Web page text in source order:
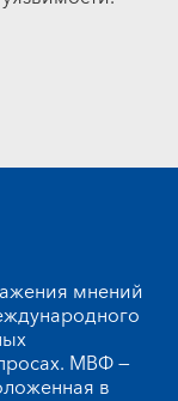
мнений
МВФ —
в